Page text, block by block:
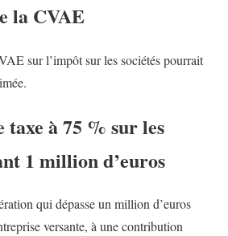
la CVAE
sur l’impôt sur les sociétés pourrait
taxe à 75 % sur les
1 million d’euros
qui dépasse un million d’euros
versante, à une contribution